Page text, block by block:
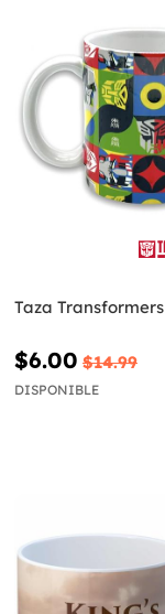
Taza Transformers
$6.00 $14.99
DISPONIBLE